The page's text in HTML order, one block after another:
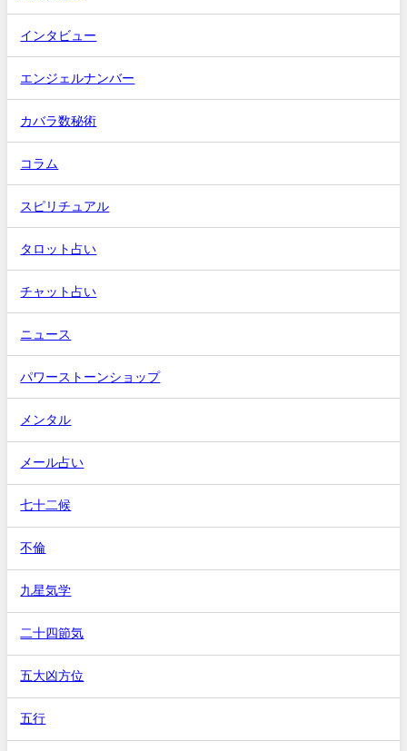
インタビュー
エンジェルナンバー
カバラ数秘術
コラム
スピリチュアル
タロット占い
チャット占い
ニュース
パワーストーンショップ
メンタル
メール占い
七十二候
不倫
九星気学
二十四節気
五大凶方位
五行